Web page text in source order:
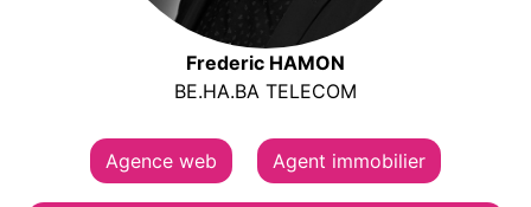
Frederic HAMON
BE.HA.BA TELECOM
Agence web Agent immobilier